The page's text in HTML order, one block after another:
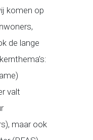
komen op
de lange
valt
maar ook